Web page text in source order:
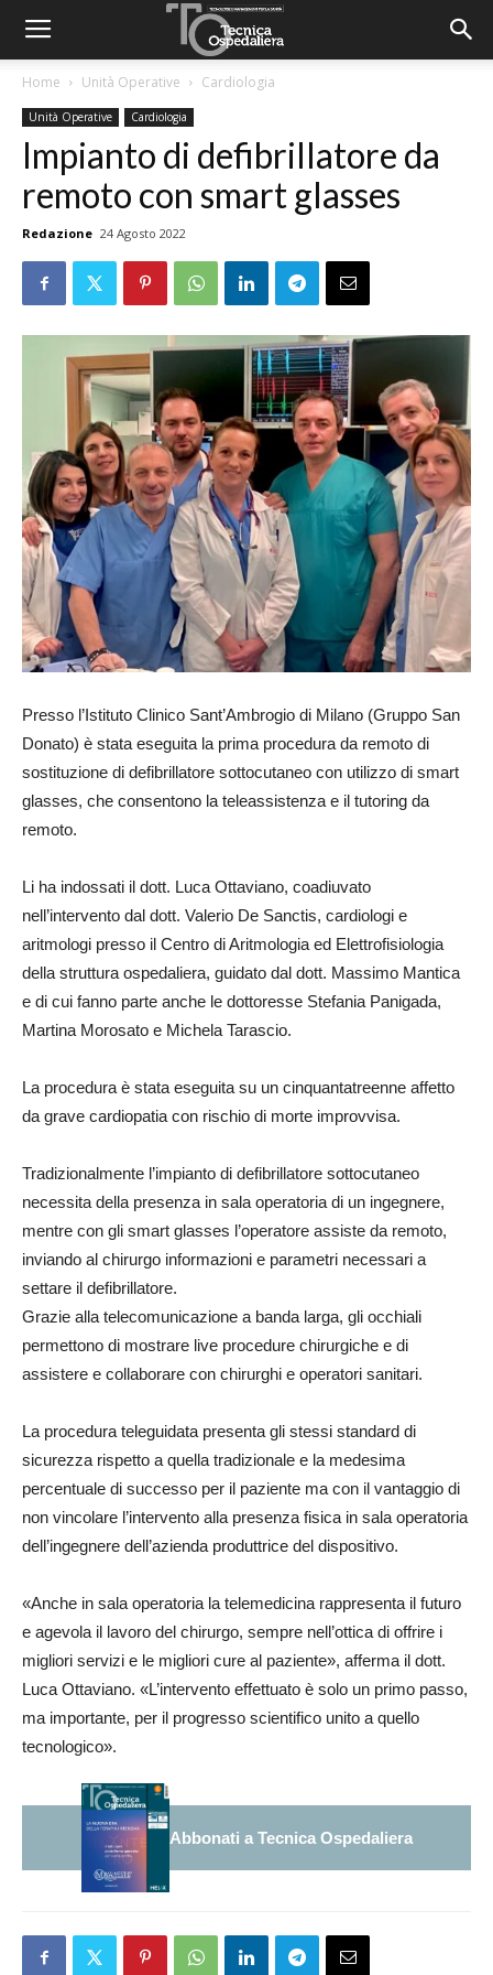
Home Unità Operative Cardiologia
Unità Operative Cardiologia
Impianto di defibrillatore da
remoto con smart glasses
Redazione 24 Agosto 2022
Presso l’Istituto Clinico Sant’Ambrogio di Milano (Gruppo San
Donato) è stata eseguita la prima procedura da remoto di
sostituzione di defibrillatore sottocutaneo con utilizzo di smart
glasses, che consentono la teleassistenza e il tutoring da
remoto.
Li ha indossati il dott. Luca Ottaviano, coadiuvato
nell’intervento dal dott. Valerio De Sanctis, cardiologi e
aritmologi presso il Centro di Aritmologia ed Elettrofisiologia
della struttura ospedaliera, guidato dal dott. Massimo Mantica
e di cui fanno parte anche le dottoresse Stefania Panigada,
Martina Morosato e Michela Tarascio.
La procedura è stata eseguita su un cinquantatreenne affetto
da grave cardiopatia con rischio di morte improvvisa.
Tradizionalmente l’impianto di defibrillatore sottocutaneo
necessita della presenza in sala operatoria di un ingegnere,
mentre con gli smart glasses l’operatore assiste da remoto,
inviando al chirurgo informazioni e parametri necessari a
settare il defibrillatore.
Grazie alla telecomunicazione a banda larga, gli occhiali
permettono di mostrare live procedure chirurgiche e di
assistere e collaborare con chirurghi e operatori sanitari.
La procedura teleguidata presenta gli stessi standard di
sicurezza rispetto a quella tradizionale e la medesima
percentuale di successo per il paziente ma con il vantaggio di
non vincolare l’intervento alla presenza fisica in sala operatoria
dell’ingegnere dell’azienda produttrice del dispositivo.
«Anche in sala operatoria la telemedicina rappresenta il futuro
e agevola il lavoro del chirurgo, sempre nell’ottica di offrire i
migliori servizi e le migliori cure al paziente», afferma il dott.
Luca Ottaviano. «L’intervento effettuato è solo un primo passo,
ma importante, per il progresso scientifico unito a quello
tecnologico».
Abbonati a Tecnica Ospedaliera